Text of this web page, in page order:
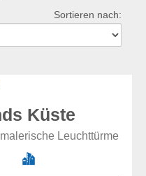
Sortieren nach:
nach
Küste
Leuchttürme